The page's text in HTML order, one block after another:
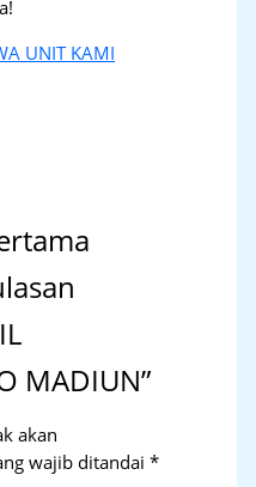
UNIT KAMI
MADIUN”
akan
wajib ditandai*